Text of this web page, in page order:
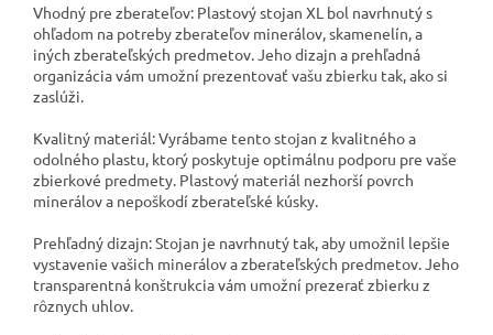
Vhodný pre zberateľov: Plastový stojan XL bol navrhnutý s
ohľadom na potreby zberateľov minerálov, skamenelín, a
iných zberateľských predmetov. Jeho dizajn a prehľadná
organizácia vám umožní prezentovať vašu zbierku tak, ako si
zaslúži.
Kvalitný materiál: Vyrábame tento stojan z kvalitného a
odolného plastu, ktorý poskytuje optimálnu podporu pre vaše
zbierkové predmety. Plastový materiál nezhorší povrch
minerálov a nepoškodí zberateľské kúsky.
Prehľadný dizajn: Stojan je navrhnutý tak, aby umožnil lepšie
vystavenie vašich minerálov a zberateľských predmetov. Jeho
transparentná konštrukcia vám umožní prezerať zbierku z
rôznych uhlov.